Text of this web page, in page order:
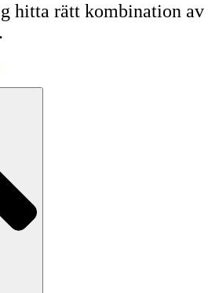
hitta rätt kombination av